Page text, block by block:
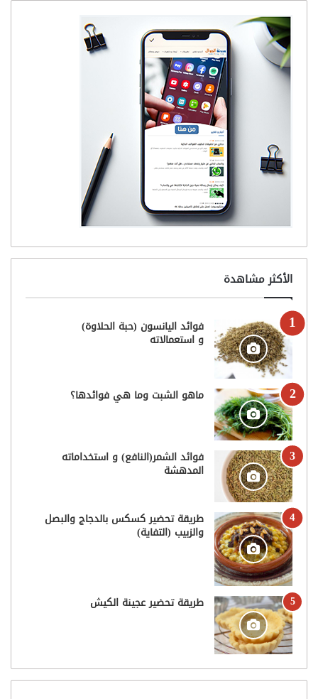
الأكثر مشاهدة
فوائد اليانسون (حبة الحلاوة)
و استعمالاته
ماهو الشبت وما هي فوائدها؟
فوائد الشمر(النافع) و استخداماته
المدهشة
طريقة تحضير كسكس بالدجاج والبصل
والزبيب (التفاية)
طريقة تحضير عجينة الكيش